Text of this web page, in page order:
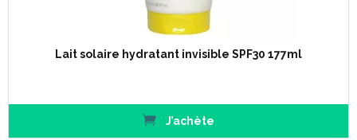
Lait solaire hydratant invisible SPF30 177ml
J’achète